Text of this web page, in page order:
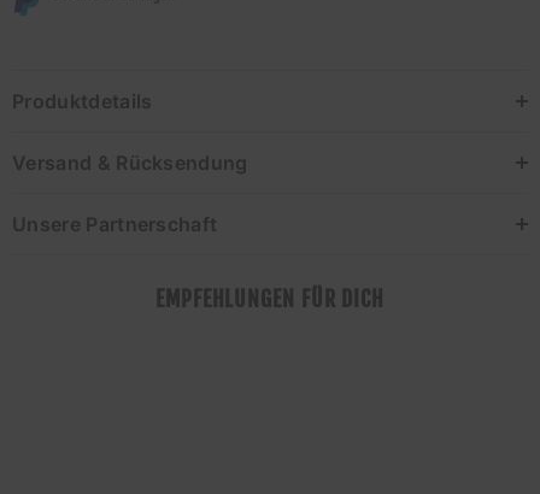
Produktdetails
Versand & Rücksendung
Unsere Partnerschaft
EMPFEHLUNGEN FÜR DICH